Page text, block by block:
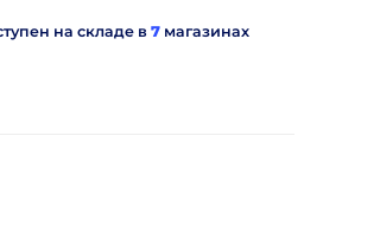
на складе в 7 магазинах